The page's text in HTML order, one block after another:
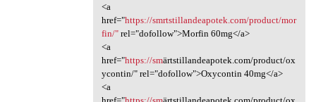
<a
href="https://smrtstillandeapotek.com/product/mor
fin/"rel="dofollow">Morfin 60mg</a>
<a
href="https://smärtstillandeapotek.com/product/ox
ycontin/" rel="dofollow">Oxycontin 40mg</a>
<a